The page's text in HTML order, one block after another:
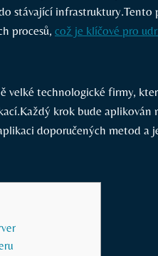
stávající infrastruktury.Tento
procesů, což je klíčové pro
velké technologické firmy,
krok bude
doporučených metod a